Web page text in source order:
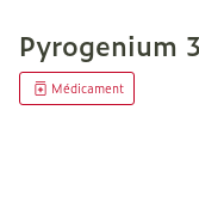
Pyrogenium
Médicament